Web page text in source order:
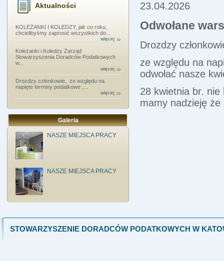
Aktualności
KOLEŻANKI I KOLEDZY, jak co roku,
chcielibyśmy zaprosić wszystkich do...
więcej
Koleżanki i Koledzy Zarząd
Stowarzyszenia Doradców Podatkowych
w...
więcej
Drozdzy członkowie, ze względu na
napięte terminy podatkowe ,...
więcej
Galeria
NASZE MIEJSCA PRACY
NASZE MIEJSCA PRACY
23.04.2026
Odwołane
Drozdzy
ze względu na
odwołać nasze
28 kwietnia br.
mamy nadzieję
STOWARZYSZENIE DORADCÓW PODATKOWYCH W